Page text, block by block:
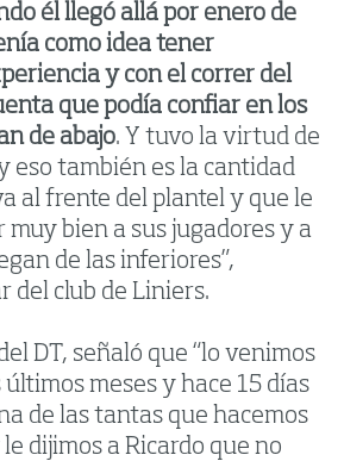
él llegó allá por enero de
como idea tener
y con el correr del
que podía confiar en los
de abajo. Y tuvo la virtud de
eso también es la cantidad
al frente del plantel y que le
muy bien a sus jugadores y a
de las inferiores”,
del club de Liniers.
DT, señaló que “lo venimos
meses y hace 15 días
de las tantas que hacemos
dijimos a Ricardo que no